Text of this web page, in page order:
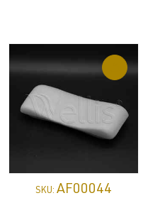
SKU: AF00044